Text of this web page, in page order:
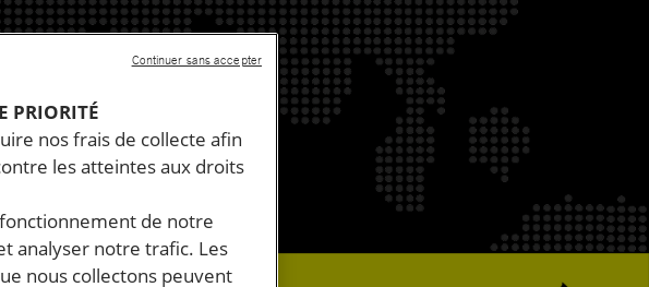
PRIORITÉ
nos frais de collecte afin
les atteintes aux droits
de notre
analyser notre trafic. Les
nous collectons peuvent
Continuer sans accepter